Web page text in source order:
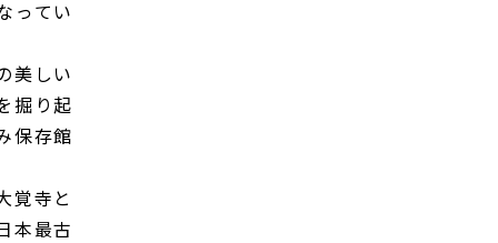
ってい
美しい
掘り起
保存館
覚寺と
本最古